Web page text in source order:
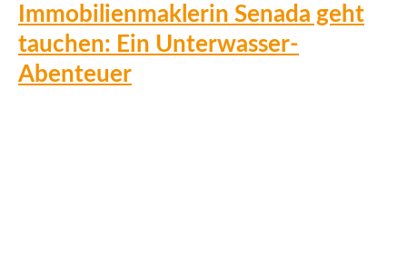
Immobilienmaklerin Senada geht
tauchen: Ein Unterwasser-
Abenteuer